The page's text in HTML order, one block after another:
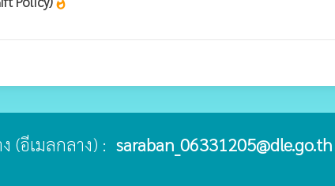
whatshot
(อีเมลกลาง) : saraban_06331205@dle.go.th